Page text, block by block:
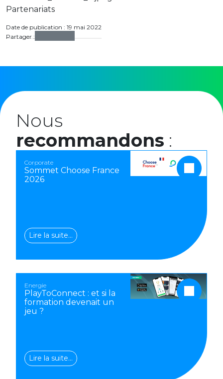
Partenariats
Date de publication : 19 mai 2022
Partager :
Nous
recommandons :
Corporate
Sommet Choose France
2026
Lire la suite…
Energie
PlayToConnect : et si la
formation devenait un
jeu ?
Lire la suite…